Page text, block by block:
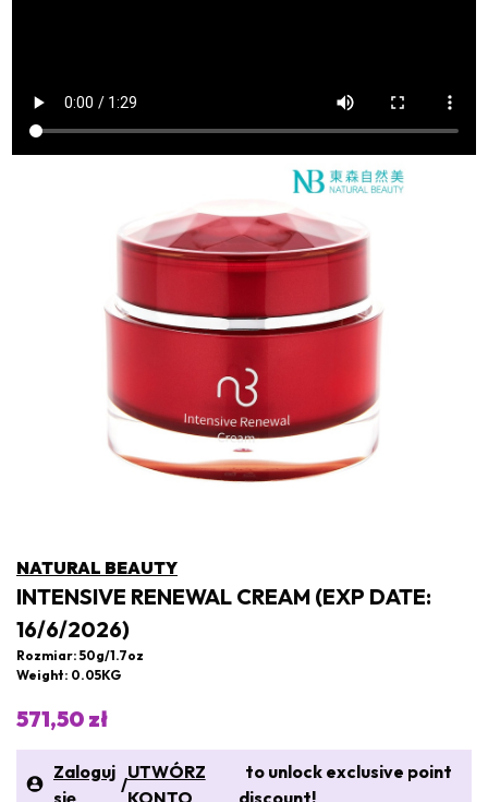
NATURAL BEAUTY
INTENSIVE RENEWAL CREAM (EXP DATE:
16/6/2026)
Rozmiar: 50g/1.7oz
Weight: 0.05KG
571,50 zł
Zaloguj
się
/
UTWÓRZ
KONTO
to unlock exclusive point
discount!